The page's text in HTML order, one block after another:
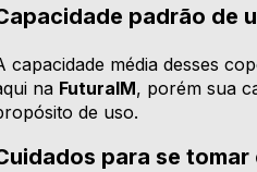
padrão de
capacidade média desses
na FuturaIM, porém sua
de uso.
para se